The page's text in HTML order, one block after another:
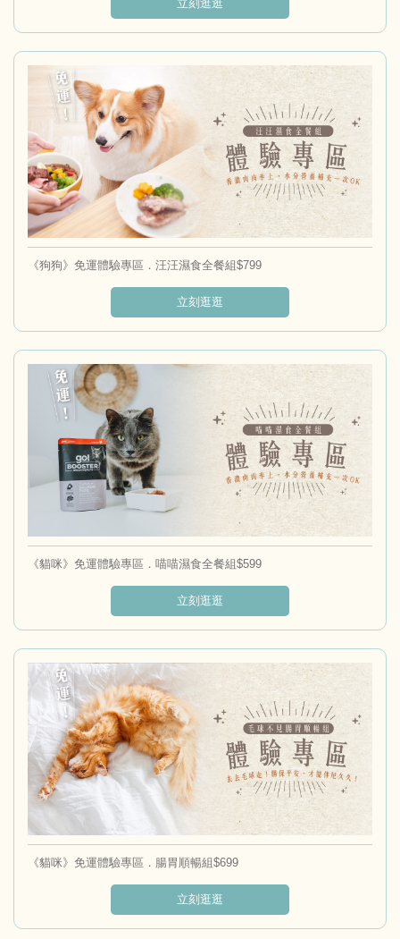
立刻逛逛
《狗狗》免運體驗專區．汪汪濕食全餐組$799
立刻逛逛
《貓咪》免運體驗專區．喵喵濕食全餐組$599
立刻逛逛
《貓咪》免運體驗專區．腸胃順暢組$699
立刻逛逛